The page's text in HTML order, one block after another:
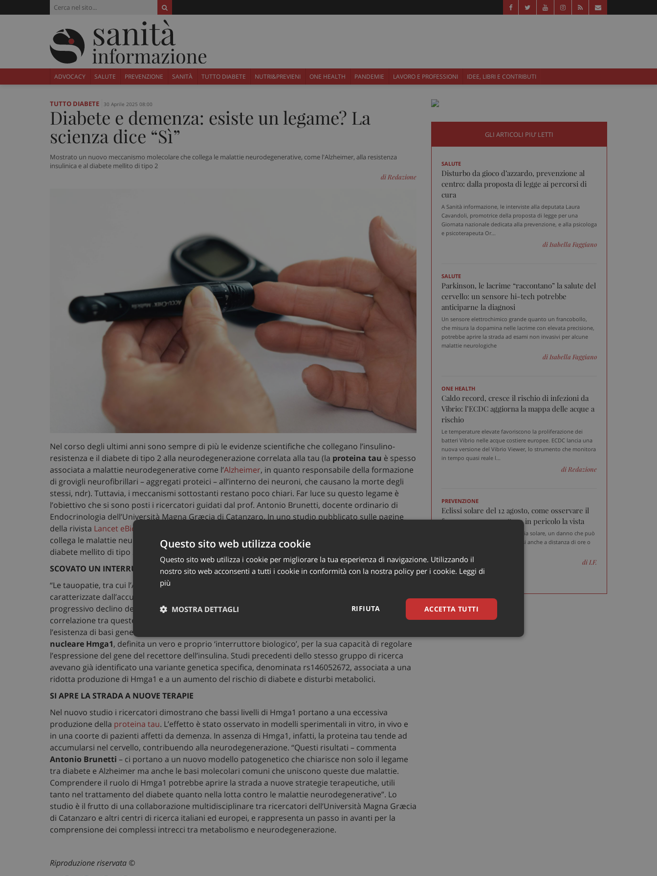
ADVOCACY SALUTE PREVENZIONE SANITÀ TUTTO DIABETE NUTRI&PREVIENI ONE HEALTH PANDEMIE LAVORO E PROFESSIONI IDEE, LIBRI E CONTRIBUTI
TUTTO DIABETE 30 Aprile 2025 08:00
Diabete e demenza: esiste un legame? La
scienza dice “Sì”
Mostrato un nuovo meccanismo molecolare che collega le malattie neurodegenerative, come l'Alzheimer, alla resistenza
insulinica e al diabete mellito di tipo 2
di Redazione
Nel corso degli ultimi anni sono sempre di più le evidenze scientifiche che collegano l’insulino-
resistenza e il diabete di tipo 2 alla neurodegenerazione correlata alla tau (la proteina tau è spesso
associata a malattie neurodegenerative come l’Alzheimer, in quanto responsabile della formazione
di grovigli neurofibrillari – aggregati proteici – all’interno dei neuroni, che causano la morte degli
stessi, ndr). Tuttavia, i meccanismi sottostanti restano poco chiari. Far luce su questo legame è
l’obiettivo che si sono posti i ricercatori guidati dal prof. Antonio Brunetti, docente ordinario di
Endocrinologia dell’Università Magna Græcia di Catanzaro. In uno studio pubblicato sulle pagine
della rivista Lancet eBioMedicine
collega le malattie neurodegenerative, come la malattia di Alzheimer, alla resistenza insulinica e al
diabete mellito di tipo 2.
SCOVATO UN INTERRUTTORE BIOLOGICO
“Le tauopatie, tra cui l’Alzheimer – spiegano gli studiosi in una nota dell’ateneo catanzarese – sono
caratterizzate dall’accumulo della proteina tau nei neuroni, un processo che conduce al
progressivo declino delle funzioni cognitive. Diverse evidenze scientifiche hanno già suggerito una
correlazione tra queste patologie e condizioni metaboliche come il diabete di tipo 2, ipotizzando
l’esistenza di basi genetiche condivise”. Il team catanzarese ha approfondito il ruolo della
nucleare Hmga1, definita un vero e proprio ‘interruttore biologico’, per la sua capacità di regolare
l’espressione del gene del recettore dell’insulina. Studi precedenti dello stesso gruppo di ricerca
avevano già identificato una variante genetica specifica, denominata rs146052672, associata a una
ridotta produzione di Hmga1 e a un aumento del rischio di diabete e disturbi metabolici.
SI APRE LA STRADA A NUOVE TERAPIE
Nel nuovo studio i ricercatori dimostrano che bassi livelli di Hmga1 portano a una eccessiva
produzione della proteina tau. L’effetto è stato osservato in modelli sperimentali in vitro, in vivo e
in una coorte di pazienti affetti da demenza. In assenza di Hmga1, infatti, la proteina tau tende ad
accumularsi nel cervello, contribuendo alla neurodegenerazione. “Questi risultati – commenta
Antonio Brunetti – ci portano a un nuovo modello patogenetico che chiarisce non solo il legame
tra diabete e Alzheimer ma anche le basi molecolari comuni che uniscono queste due malattie.
Comprendere il ruolo di Hmga1 potrebbe aprire la strada a nuove strategie terapeutiche, utili
tanto nel trattamento del diabete quanto nella lotta contro le malattie neurodegenerative”. Lo
studio è il frutto di una collaborazione multidisciplinare tra ricercatori dell’Università Magna Græcia
di Catanzaro e altri centri di ricerca italiani ed europei, e rappresenta un passo in avanti per la
comprensione dei complessi intrecci tra metabolismo e neurodegenerazione.
Riproduzione riservata ©
GLI ARTICOLI PIU’ LETTI
SALUTE
Disturbo da gioco d’azzardo, prevenzione al
centro: dalla proposta di legge ai percorsi di
cura
A Sanità informazione, le interviste alla deputata Laura
Cavandoli, promotrice della proposta di legge per una
Giornata nazionale dedicata alla prevenzione, e alla psicologa
e psicoterapeuta Or...
di Isabella Faggiano
SALUTE
Parkinson, le lacrime “raccontano” la salute del
cervello: un sensore hi-tech potrebbe
anticiparne la diagnosi
Un sensore elettrochimico grande quanto un francobollo,
che misura la dopamina nelle lacrime con elevata precisione,
potrebbe aprire la strada ad esami non invasivi per alcune
malattie neurologiche
di Isabella Faggiano
ONE HEALTH
Caldo record, cresce il rischio di infezioni da
Vibrio: l’ECDC aggiorna la mappa delle acque a
rischio
Le temperature elevate favoriscono la proliferazione dei
batteri Vibrio nelle acque costiere europee. ECDC lancia una
nuova versione del Vibrio Viewer, lo strumento che monitora
in tempo quasi reale l...
di Redazione
PREVENZIONE
Eclissi solare del 12 agosto, come osservare il
fenomeno senza mettere in pericolo la vista
Il rischio principale è la retinopatia solare, un danno che può
essere permanente e manifestarsi anche a distanza di ore o
di I.F.
Questo sito web utilizza cookie
Questo sito web utilizza i cookie per migliorare la tua esperienza di navigazione. Utilizzando il
nostro sito web acconsenti a tutti i cookie in conformità con la nostra policy per i cookie. Leggi di
più
ACCETTA TUTTI
RIFIUTA
MOSTRA DETTAGLI
Necessari Marketing Non classificati
I cookie necessari contribuiscono a rendere fruibile il sito web abilitandone funzionalità di base quali la navigazione sulle pagine
e l'accesso alle aree protette del sito. Il sito web non è in grado di funzionare correttamente senza questi cookie.
Nome
Fornitore/Dominio Scadenza
Descrizione
ARRAffinity
Microsoft Corporation
.www.sanitainformazione.it
Sessione
Questo cookie viene impostato dai siti Web
eseguiti sulla piattaforma cloud Windows Azure.
Viene utilizzato per il bilanciamento del carico per
assicurarsi che le richieste della pagina del
visitatore vengano instradate allo stesso server in
qualsiasi sessione di navigazione.
tracking-sites-ironfish-
session-id
www.sanitainformazione.it
4
settimane
Questo cookie è impostato dall'applicazione per
assegnare un identificatore generico al visitatore.